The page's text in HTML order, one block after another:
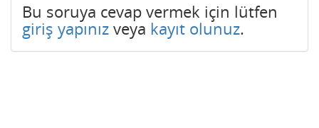
Bu soruya cevap vermek için lütfen
giriş yapınız veya kayıt olunuz.